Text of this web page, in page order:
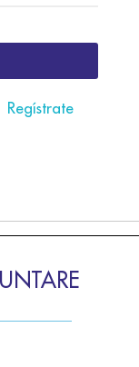
Regístrate